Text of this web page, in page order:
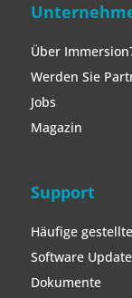
Über
Werden Sie
Jobs
Magazin
Support
Häufige
Software Update
Dokumente